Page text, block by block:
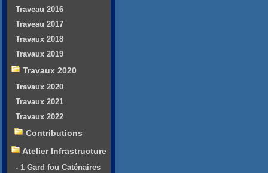
Traveau 2016
Traveau 2017
Travaux 2018
Travaux 2019
Travaux 2020
Travaux 2020
Travaux 2021
Travaux 2022
Contributions
Atelier Infrastructure
- 1 Gard fou Caténaires